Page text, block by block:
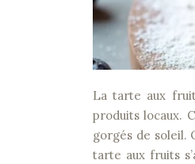
La tarte aux fruits de saison est un dessert intemporel qui célèbre les saveurs naturelles et la fraîcheur des
produits locaux.
gorgés de soleil.
tarte aux fruits